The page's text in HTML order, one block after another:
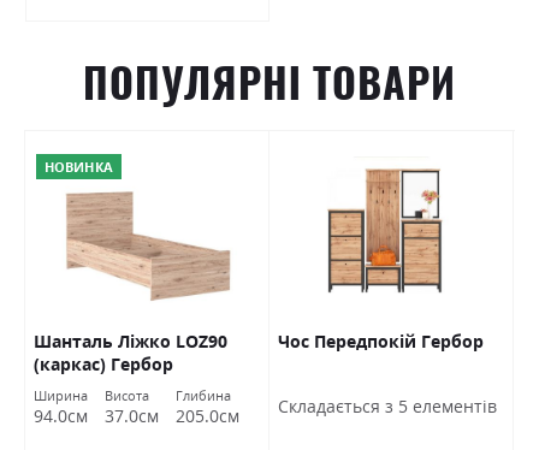
ПОПУЛЯРНІ ТОВАРИ
НОВИНКА
Шанталь Ліжко LOZ90
(каркас) Гербор
Ширина
94.0см
Висота
37.0см
Глибина
205.0см
Чос Передпокій Гербор
Cкладається з 5 елементів